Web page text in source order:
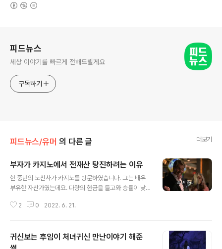
피드뉴스
세상 이야기를 빠르게 전해드릴게요
구독하기
피드뉴스/유머 의 다른 글 더보기
부자가 카지노에서 전재산 탕진하려는 이유
한 중년의 노신사가 카지노를 방문하였습니다. 그는 배우
부유한 자산가였는데요. 다량의 현금을 들고와 승률이 낮
다. 돈을 탕진하는 그에게 호스트가 이해가 되지 않는다고
스타 프로필 맥심 비키니 뒤태 결혼 남편 모델 신재은이 자
신의 인스타그램에 남다른 몸매를 자랑하는 모습을 선보였
2 0 2022. 6. 21.
귀신보는 후임이 처녀귀신 만난이야기 해준